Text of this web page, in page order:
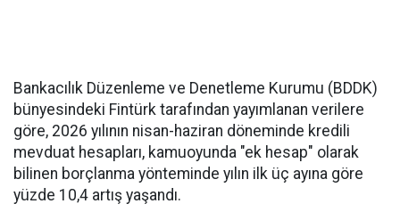
Bankacılık Düzenleme ve Denetleme Kurumu (BDDK)
bünyesindeki Fintürk tarafından yayımlanan verilere
göre, 2026 yılının nisan-haziran döneminde kredili
mevduat hesapları, kamuoyunda "ek hesap" olarak
bilinen borçlanma yönteminde yılın ilk üç ayına göre
yüzde 10,4 artış yaşandı.